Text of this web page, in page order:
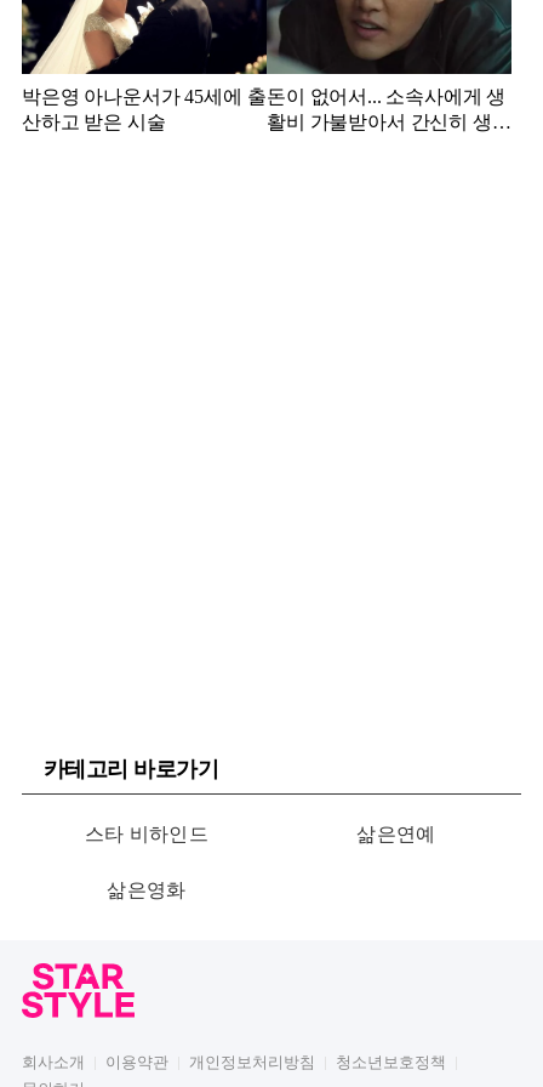
박은영 아나운서가 45세에 출
산하고 받은 시술
돈이 없어서... 소속사에게 생
활비 가불받아서 간신히 생활
카테고리 바로가기
스타 비하인드 삶은연예
삶은영화
회사소개 이용약관 개인정보처리방침
청소년보호정책